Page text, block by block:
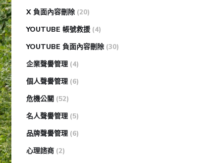
X 負面內容刪除 (20)
YOUTUBE 帳號救援 (4)
YOUTUBE 負面內容刪除 (30)
企業聲譽管理 (4)
個人聲譽管理 (6)
危機公關 (52)
名人聲譽管理 (5)
品牌聲譽管理 (6)
心理諮商 (2)